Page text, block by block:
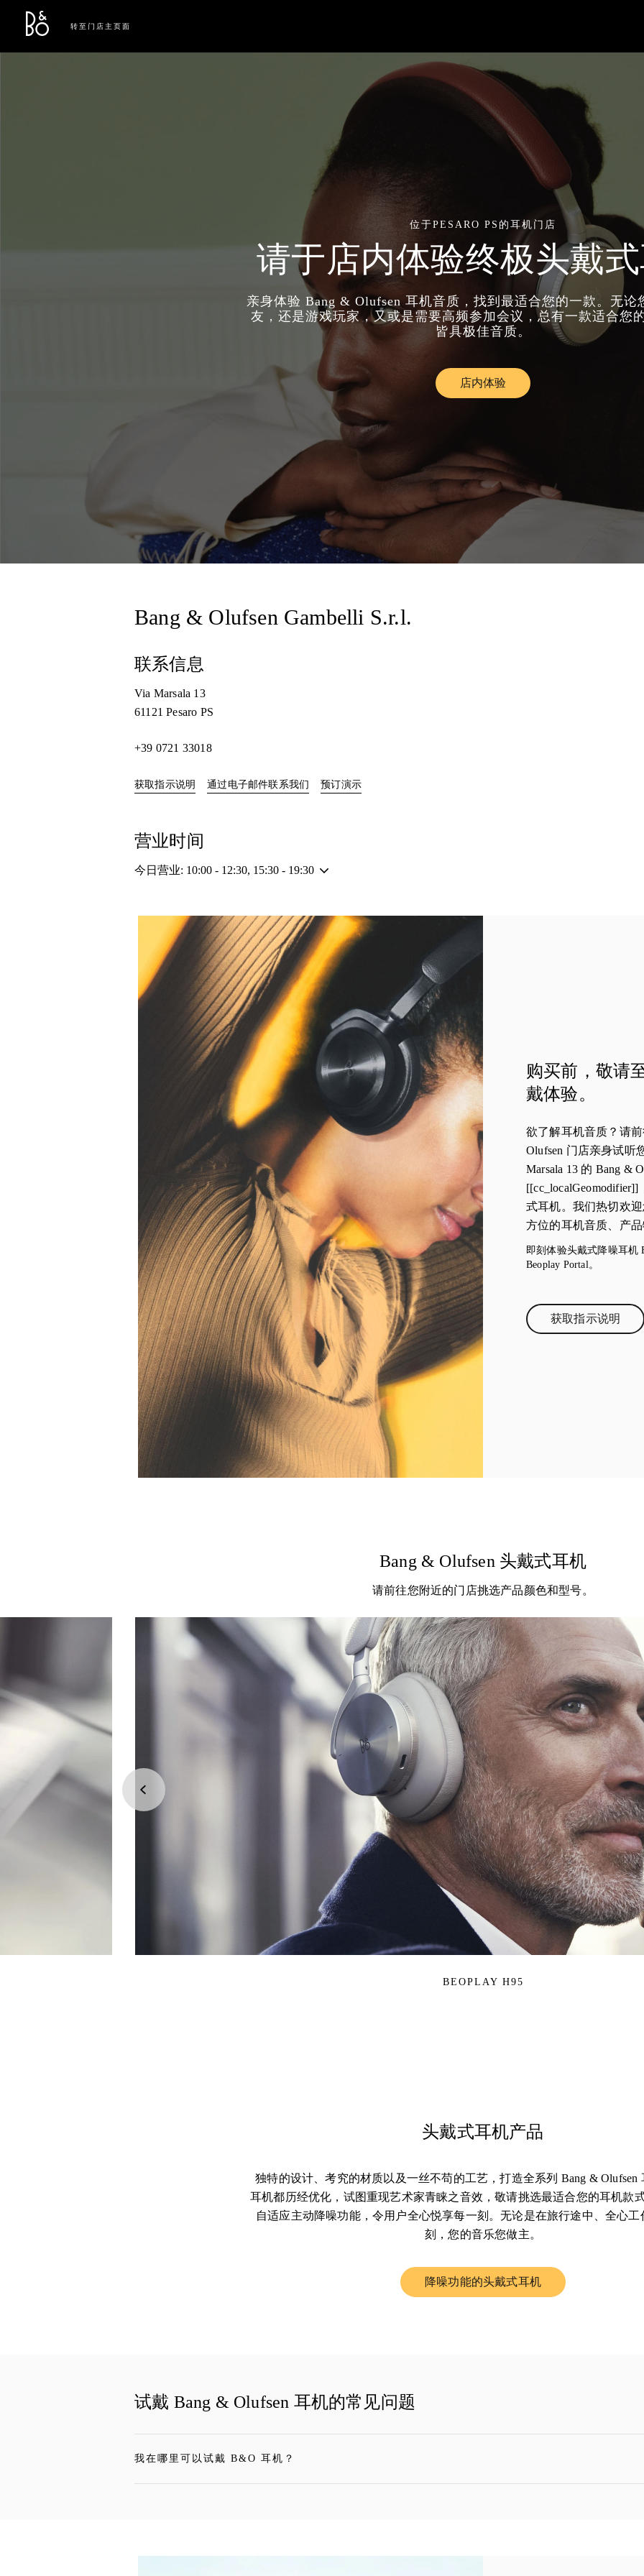
Bang & Olufsen - Exist to Create
转至门店主页面
位于PESARO PS的耳机门店
请于店内体验终极头戴
亲身体验 Bang & Olufsen 耳机音质，找到最适合您的一款。无论
友，还是游戏玩家，又或是需要高频参加会议，总有一款适合您
皆具极佳音质。
店内体验
Link Opens in New Tab
Bang & Olufsen Gambelli S.r.l.
联系信息
Via Marsala 13
61121 Pesaro PS
+39 0721 33018
获取指示说明 Link Opens in New Tab
通过电子邮件联系我们 预订演示Link Opens in New Tab
营业时间
今日营业: 10:00 - 12:30, 15:30 - 19:30
活动图片
购买前，敬请
戴体验。
欲了解耳机音质？请前
Olufsen 门店亲身试听
Marsala 13 的 Bang &
式耳机。我们热切欢
方位的耳机音质、产品
即刻体验头戴式降噪耳机
Beoplay Portal。
获取指示说明
Link Opens
Bang & Olufsen 头戴式耳机
请前往您附近的门店挑选产品颜色和型号。
BEOPLAY H95
头戴式耳机产品
独特的设计、考究的材质以及一丝不苟的工艺，打造全系列 Bang & Olufsen
耳机都历经优化，试图重现艺术家青睐之音效，敬请挑选最适合您的耳机款
自适应主动降噪功能，令用户全心悦享每一刻。无论是在旅行途中、全心工
刻，您的音乐您做主。
降噪功能的头戴式耳机
Link Opens in New Tab
试戴 Bang & Olufsen 耳机的常见问题
我在哪里可以试戴 B&O 耳机？
单击展开此描述，详细阅读